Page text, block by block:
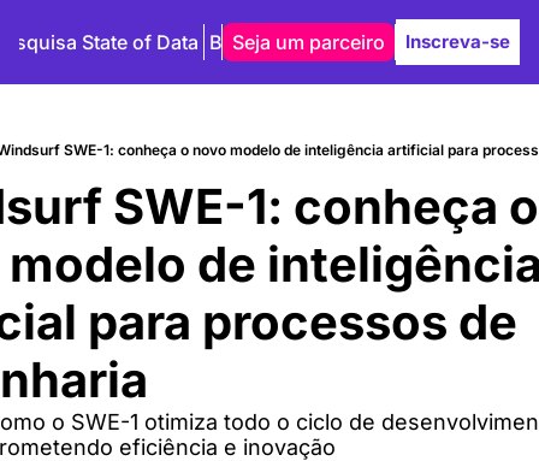
State of Data Blog Autores
Seja um parceiro Inscreva-se
SWE-1: conheça o novo modelo de inteligência artificial para
SWE-1: conheça o
de
para processos de
o SWE-1 otimiza todo o ciclo de
eficiência e inovação